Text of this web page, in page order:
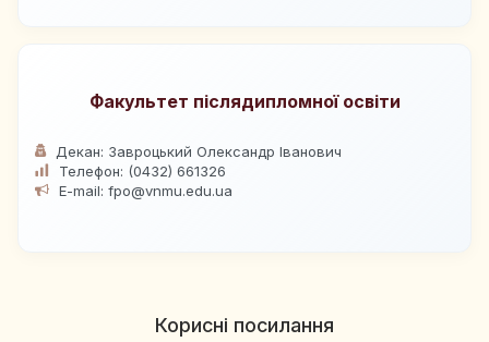
Факультет післядипломної освіти
Декан: Завроцький Олександр Іванович
Телефон: (0432) 661326
E-mail: fpo@vnmu.edu.ua
Корисні посилання